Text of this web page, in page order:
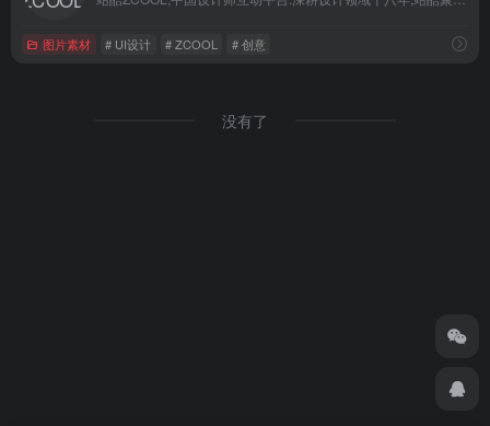
图片素材 # UI设计 # ZCOOL # 创意
没有了